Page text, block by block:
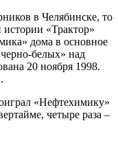
в Челябинске, то
«Трактор»
дома в основное
белых» над
20 ноября 1998.
«Нефтехимику»
четыре раза –